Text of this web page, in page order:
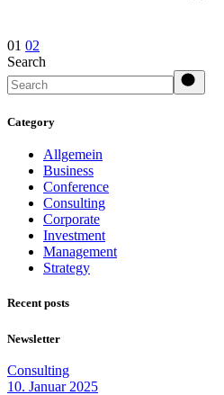
01 02
Search
Category
Allgemein
Business
Conference
Consulting
Corporate
Investment
Management
Strategy
Recent posts
Newsletter
Consulting
10. Januar 2025